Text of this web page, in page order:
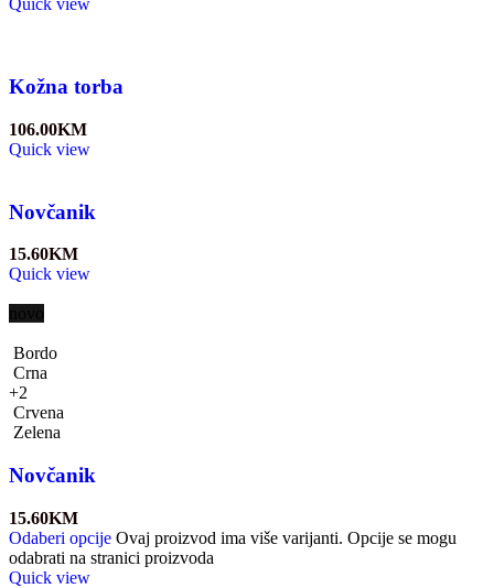
Quick view
Kožna torba
106.00KM
Quick view
Novčanik
15.60KM
Quick view
Bordo
Crna
+2
Crvena
Zelena
Novčanik
15.60KM
Odaberi opcije Ovaj proizvod ima više varijanti. Opcije se mogu
odabrati na stranici proizvoda
Quick view